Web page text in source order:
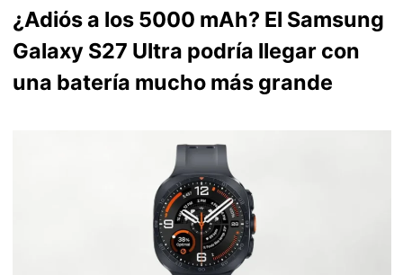
¿Adiós a los 5000 mAh? El Samsung
Galaxy S27 Ultra podría llegar con
una batería mucho más grande